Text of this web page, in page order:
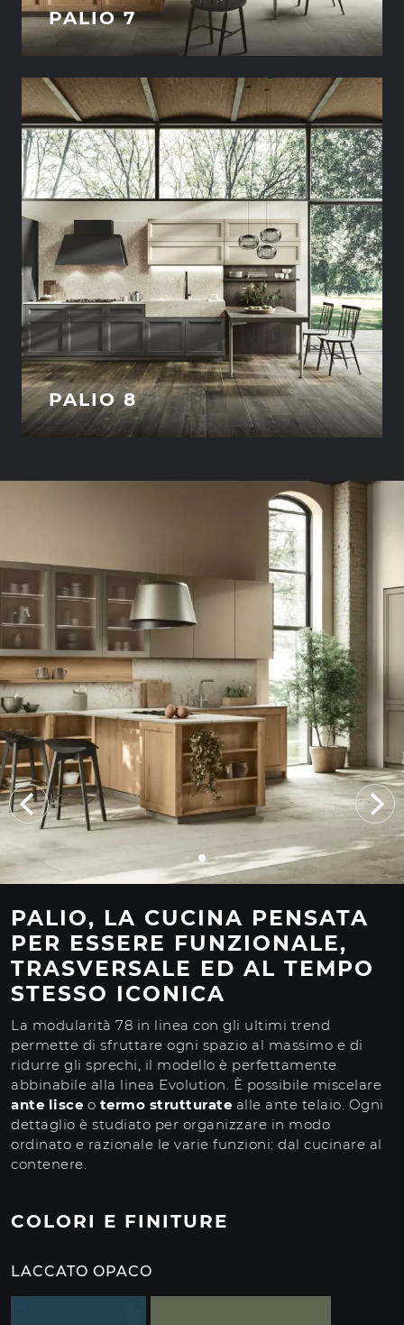
PALIO 7
PALIO 8
PALIO, LA CUCINA PENSATA
PER ESSERE FUNZIONALE,
TRASVERSALE ED AL TEMPO
STESSO ICONICA
La modularità 78 in linea con gli ultimi trend
permette di sfruttare ogni spazio al massimo e di
ridurre gli sprechi, il modello è perfettamente
abbinabile alla linea Evolution. È possibile miscelare
ante lisce o termo strutturate alle ante telaio. Ogni
dettaglio è studiato per organizzare in modo
ordinato e razionale le varie funzioni: dal cucinare al
contenere.
COLORI E FINITURE
LACCATO OPACO